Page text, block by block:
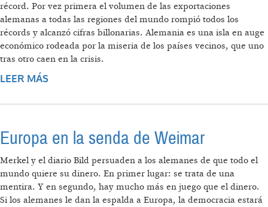
récord. Por vez primera el volumen de las exportaciones
alemanas a todas las regiones del mundo rompió todos los
récords y alcanzó cifras billonarias. Alemania es una isla en auge
económico rodeada por la miseria de los países vecinos, que uno
tras otro caen en la crisis.
LEER MÁS
CRISIS PASA FACTURA A LA PROPIA
Europa en la senda de Weimar
Merkel y el diario Bild persuaden a los alemanes de que todo el
mundo quiere su dinero. En primer lugar: se trata de una
mentira. Y en segundo, hay mucho más en juego que el dinero.
Si los alemanes le dan la espalda a Europa, la democracia estará